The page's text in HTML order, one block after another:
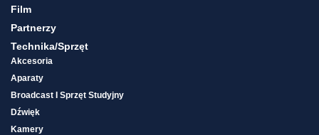
Film
Partnerzy
Technika/sprzęt
Akcesoria
Aparaty
Broadcast I Sprzęt Studyjny
Dźwięk
Kamery